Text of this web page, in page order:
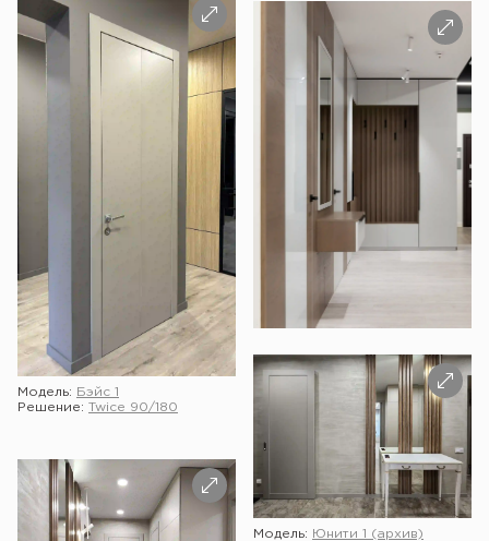
Модель:
Бэйс 1
Решение: Twice 90/180
Модель:
Юнити 1 (архив)